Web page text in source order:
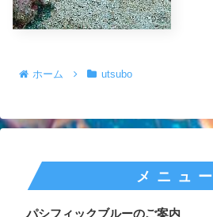
ホーム utsubo
メニュー
パシフィックブルーのご案内